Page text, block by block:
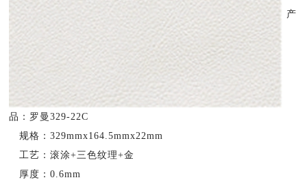
产
品：罗曼329-22C
规格：329mmx164.5mmx22mm
工艺：滚涂+三色纹理+金
厚度：0.6mm